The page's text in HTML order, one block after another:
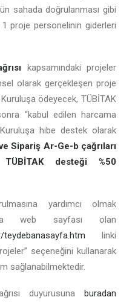
sahada doğrulanması gibi
proje personelinin giderleri
kapsamındaki projeler
olarak gerçekleşen proje
Kuruluşa ödeyecek, TÜBİTAK
“kabul edilen harcama
Kuruluşa hibe destek olarak
Sipariş Ar-Ge-b çağrıları
desteği %50
yardımcı olmak
web sayfası olan
teydebanasayfa.htm linki
seçeneğini kullanarak
sağlanabilmektedir.
duyurusuna buradan